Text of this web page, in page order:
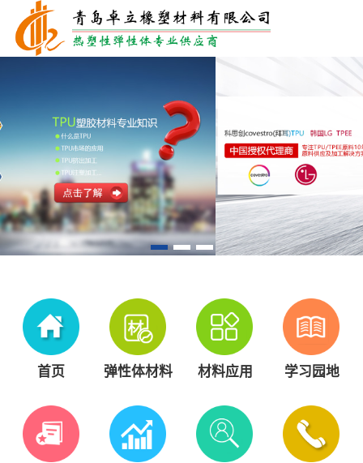
首页 弹性体材料 材料应用 学习园地